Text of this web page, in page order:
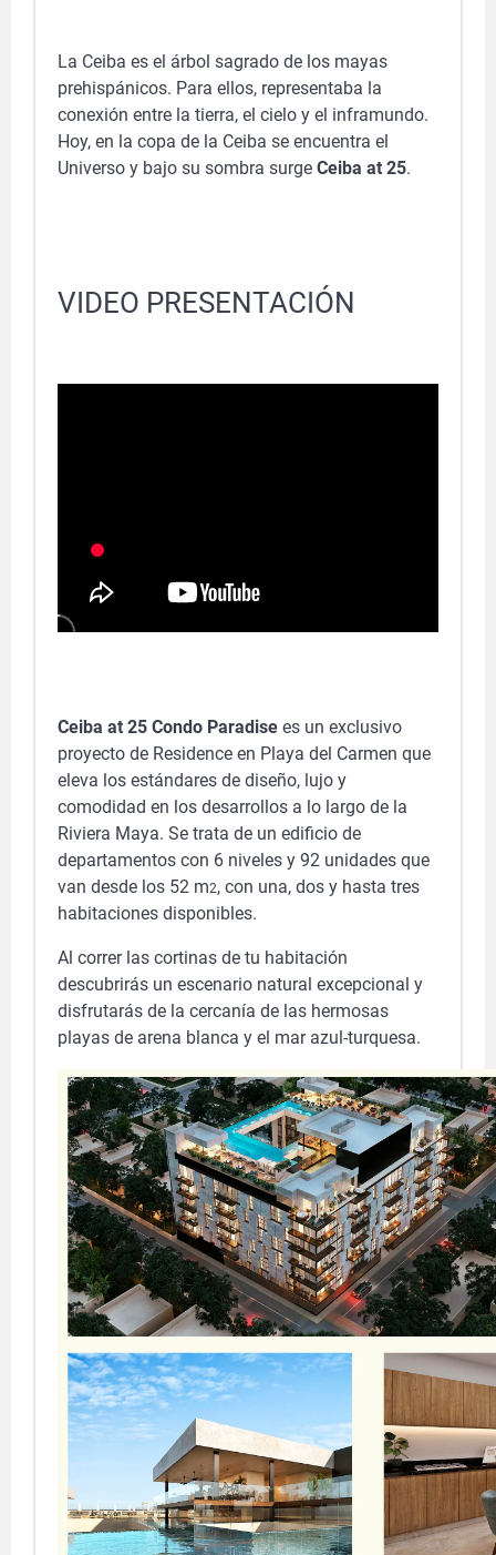
La Ceiba es el árbol sagrado de los mayas
prehispánicos. Para ellos, representaba la
conexión entre la tierra, el cielo y el inframundo.
Hoy, en la copa de la Ceiba se encuentra el
Universo y bajo su sombra surge Ceiba at 25.
VIDEO PRESENTACIÓN
Ceiba at 25 Condo Paradise es un exclusivo
proyecto de Residence en Playa del Carmen que
eleva los estándares de diseño, lujo y
comodidad en los desarrollos a lo largo de la
Riviera Maya. Se trata de un edificio de
departamentos con 6 niveles y 92 unidades que
van desde los 52 m2, con una, dos y hasta tres
habitaciones disponibles.
Al correr las cortinas de tu habitación
descubrirás un escenario natural excepcional y
disfrutarás de la cercanía de las hermosas
playas de arena blanca y el mar azul-turquesa.